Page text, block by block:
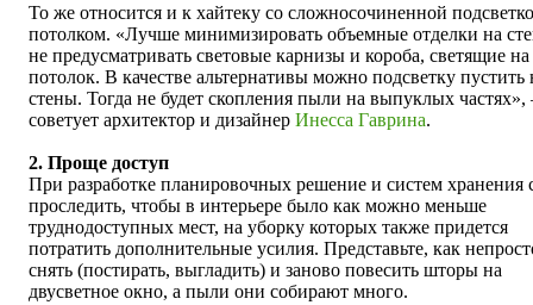
То же относится и к хайтеку со сложносочиненной
потолком. «Лучше минимизировать объемные отделки на
не предусматривать световые карнизы и короба, светящие на
потолок. В качестве альтернативы можно подсветку пустить
стены. Тогда не будет скопления пыли на выпуклых
советует архитектор и дизайнер Инесса Гаврина.
2. Проще доступ
При разработке планировочных решение и систем хранения
проследить, чтобы в интерьере было как можно меньше
труднодоступных мест, на уборку которых также придется
потратить дополнительные усилия. Представьте, как
снять (постирать, выгладить) и заново повесить шторы на
двусветное окно, а пыли они собирают много.